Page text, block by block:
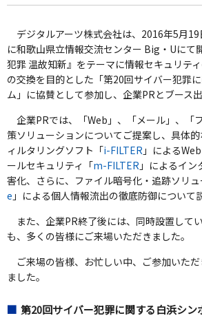
デジタルアーツ株式会社は、2016年5月19
に和歌山県立情報交流センター Big・Uにて
犯罪 温故知新』をテーマに情報セキュリテ
の交換を目的とした「第20回サイバー犯罪
ム」に協賛として参加し、企業PRとブース
企業PRでは、「Web」、「メール」、「
策ソリューションについてご提案し、具体
ィルタリングソフト「i-FILTER 」による
ールセキュリティ「m-FILTER 」によるイ
害化、さらに、ファイル暗号化・追跡ソリ
e 」による個人情報流出の徹底防御について
また、企業PR終了後には、同時設置して
も、多くの皆様にご来場いただきました。
ご来場の皆様、お忙しい中、ご参加いた
ました。
第20回サイバー犯罪に関する白浜シン